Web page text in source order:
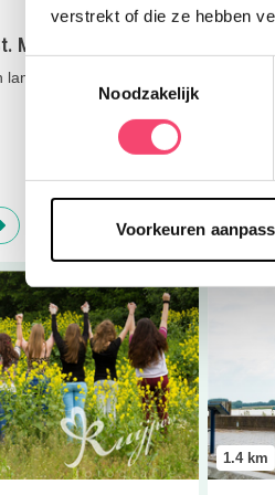
verstrekt of die ze hebben
Noodzakelijk
Voorkeuren
Maartenslichtje
voor 11
M.G.
het
Lees
kinderfeestje
1.4 km
Lees